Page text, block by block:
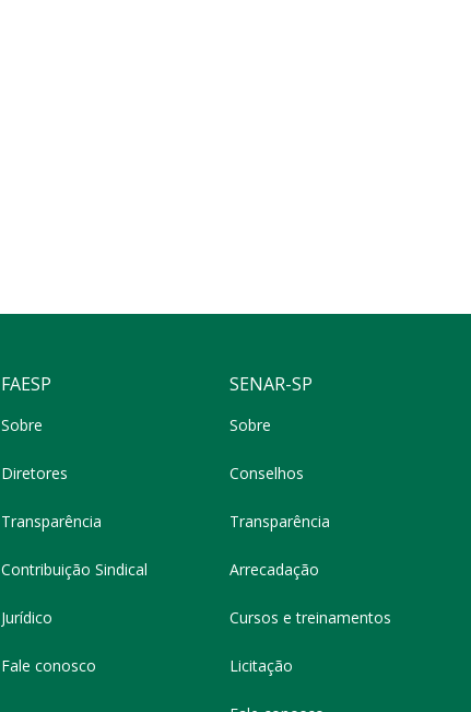
FAESP
Sobre
Diretores
Transparência
Contribuição Sindical
Jurídico
Fale conosco
SENAR-SP
Sobre
Conselhos
Transparência
Arrecadação
Cursos e treinamentos
Licitação